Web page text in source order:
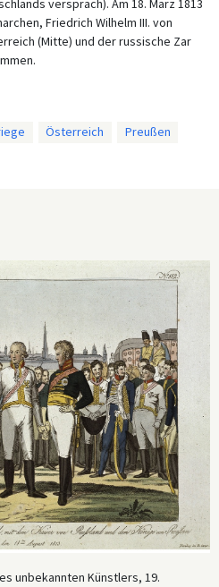
versprach). Am 18. März 1813
Friedrich Wilhelm III. von
(Mitte) und der russische Zar
Österreich
Preußen
unbekannten Künstlers, 19.